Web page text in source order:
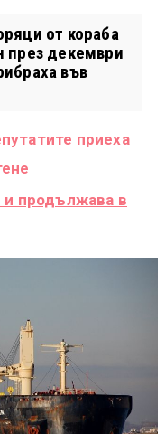
от кораба
през декември
във
приеха
и продължава в